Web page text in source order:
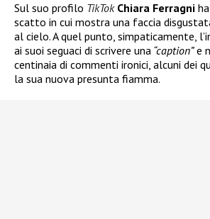
Sul suo profilo TikTok Chiara Ferragni
scatto in cui mostra una faccia
al cielo. A quel punto, simpaticamente,
ai suoi seguaci di scrivere una “caption”e
centinaia di commenti ironici, alcuni dei
la sua nuova presunta fiamma.